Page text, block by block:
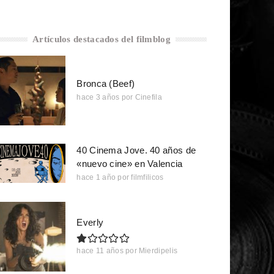
Artículos destacados del filmblog
Bronca (Beef)
hace 3 años por Cinefila
40 Cinema Jove. 40 años de
«nuevo cine» en Valencia
hace 1 año por filmfilicos
Everly
hace 11 años por Mierdipelis